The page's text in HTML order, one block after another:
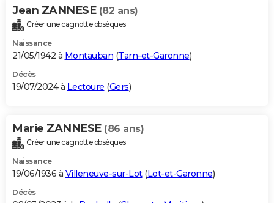
Carte de Noël
Carte Bonne année
Carte Saint-Valentin
Carte Pâques
Carte d'anniversaire
DICTIONNAIRE
Dictionnaire
Biographies
Citations
Expressions
Proverbes
PROGRAMME TV
S'inscrire
Se connecter
Lycées
Collèges
Primaires
Universités
Entreprises
Service militaire
Avis de recherche
AVIS DE DÉCÈS
Bricolage
Lifestyle
Culture
Sport
Auto
Television
Voyage
Cinema
Jean ZANNESE (82 ans)
Créer une cagnotte obsèques
Naissance
21/05/1942 à Montauban (Tarn-et-Garonne)
Décès
19/07/2024 à Lectoure (Gers)
Marie ZANNESE (86 ans)
Créer une cagnotte obsèques
Naissance
19/06/1936 à Villeneuve-sur-Lot(Lot-et-Garonne)
Décès